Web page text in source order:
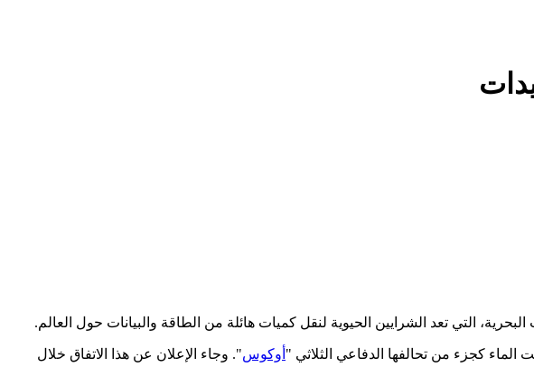
التي تعد الشرايين الحيوية لنقل كميات هائلة من الطاقة والبيانات حول العالم.
كجزء من تحالفها الدفاعي الثلاثي " أوكوس". وجاء الإعلان عن هذا الاتفاق خلال